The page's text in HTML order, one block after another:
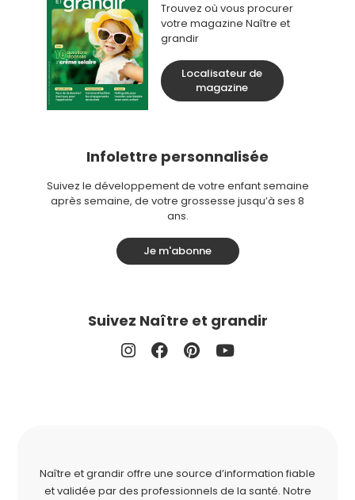
Trouvez où vous procurer
votre magazine Naître et
grandir
Localisateur de
magazine
Infolettre personnalisée
Suivez le développement de votre enfant semaine
après semaine, de votre grossesse jusqu’à ses 8
ans.
Je m'abonne
Suivez Naître et grandir
Naître et grandir offre une source d’information fiable
et validée par des professionnels de la santé. Notre